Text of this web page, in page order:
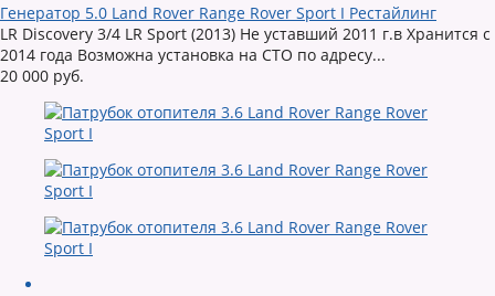
Генератор 5.0 Land Rover Range Rover Sport I Рестайлинг
LR Discovery 3/4 LR Sport (2013) Не уставший 2011 г.в Хранится с
2014 года Возможна установка на СТО по адресу...
20 000 руб.